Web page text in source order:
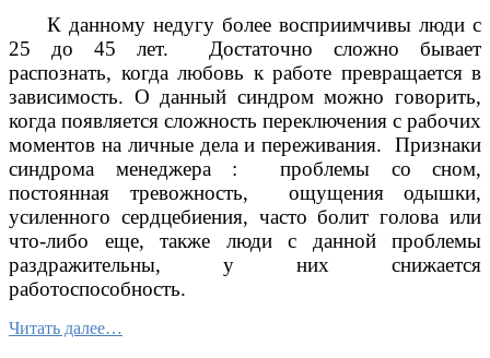
К данному недугу более восприимчивы люди с
25 до 45 лет. Достаточно сложно бывает
распознать, когда любовь к работе превращается в
зависимость. О данный синдром можно говорить,
когда появляется сложность переключения с рабочих
моментов на личные дела и переживания. Признаки
синдрома менеджера : проблемы со сном,
постоянная тревожность, ощущения одышки,
усиленного сердцебиения, часто болит голова или
что-либо еще, также люди с данной проблемы
раздражительны, у них снижается
работоспособность.
Читать далее…